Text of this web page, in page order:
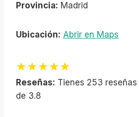
Provincia: Madrid
Ubicación: Abrir en Maps
★★★★★
Reseñas: Tienes 253
de 3.8